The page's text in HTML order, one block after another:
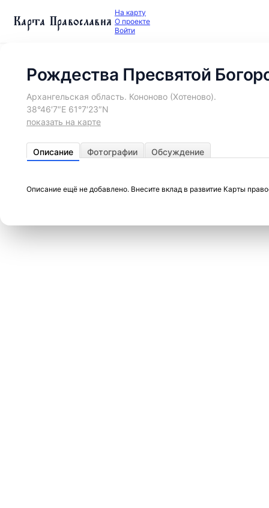
Карта Православия На карту
О проекте
Войти
Рождества Пресвятой
Архангельская область. Кононово (Хотеново).
38°46′7″E 61°7′23″N
показать на карте
Описание Фотографии Обсуждение
Описание ещё не добавлено. Внесите вклад в развитие Карты